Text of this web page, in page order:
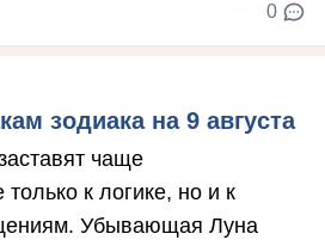
0
зодиака на 9 августа
чаще
к логике, но и к
Убывающая Луна